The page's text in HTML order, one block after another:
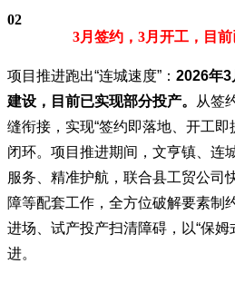
02
3月签约，3月开工，目
项目推进跑出“连城速度”： 2026年3
建设，目前已实现部分投产。
从签
缝衔接，实现“签约即落地、开工即
闭环。 项目推进期间，文亨镇、连
服务、精准护航，联合县工贸公司
障等配套工作，全方位破解要素制
进场、试产投产扫清障碍，以“保姆
进。